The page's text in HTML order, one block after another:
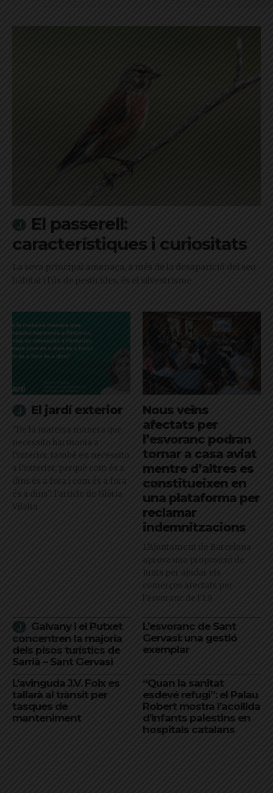
El passerell:
característiques i curiositats
La seva principal amenaça, a més de la desaparició del seu
hàbitat i l'ús de pesticides, és el silvestrisme
El jardí exterior
"De la mateixa manera que
necessito harmonia a
l’interior, també en necessito
a l’exterior, perquè com és a
dins és a fora i com és a fora
és a dins": l'article de Glòria
Vilalta
Nous veïns
afectats per
l’esvoranc podran
tornar a casa aviat
mentre d’altres es
constitueixen en
una plataforma per
reclamar
indemnitzacions
L’Ajuntament de Barcelona
aprova una proposició de
Junts per ajudar els
comerços afectats per
l'esvoranc de l'L9
Galvany i el Putxet
concentren la majoria
dels pisos turístics de
Sarrià – Sant Gervasi
L’esvoranc de Sant
Gervasi: una gestió
exemplar
L’avinguda J.V. Foix es
tallarà al trànsit per
tasques de
manteniment
“Quan la sanitat
esdevé refugi”: el Palau
Robert mostra l’acollida
d’infants palestins en
hospitals catalans